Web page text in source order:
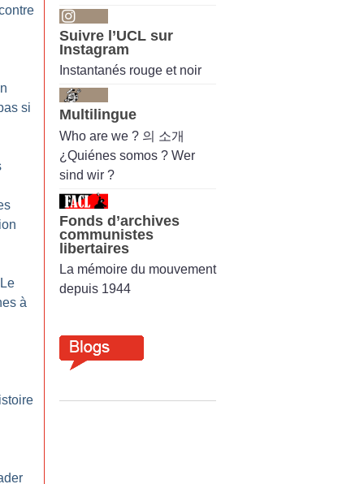
si
à
Suivre l’UCL sur
Instagram
Instantanés rouge et noir
Multilingue
Who are we ? 의 소개
¿Quiénes somos ? Wer
sind wir ?
Fonds d’archives
communistes
libertaires
La mémoire du mouvement
depuis 1944